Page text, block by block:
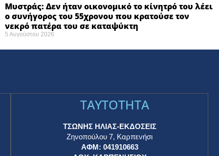
Μυστράς: Δεν ήταν οικονομικό το κίνητρό του λέει
ο συνήγορος του 55χρονου που κρατούσε τον
νεκρό πατέρα του σε καταψύκτη
5 Αυγούστου 2026
TAYTOTHTA
ΤΣΩΝΗΣ ΗΛΙΑΣ-ΕΚΔΟΣΕΙΣ
Ζηνοπούλου 7, Καρπενήσι
ΑΦΜ: 041910663